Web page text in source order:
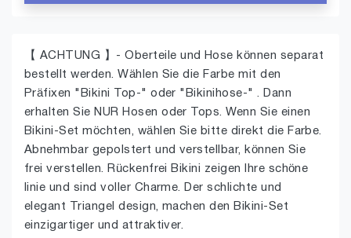
【 ACHTUNG 】- Oberteile und Hose können separat
bestellt werden. Wählen Sie die Farbe mit den
Präfixen "Bikini Top-" oder "Bikinihose-" . Dann
erhalten Sie NUR Hosen oder Tops. Wenn Sie einen
Bikini-Set möchten, wählen Sie bitte direkt die Farbe.
Abnehmbar gepolstert und verstellbar, können Sie
frei verstellen. Rückenfrei Bikini zeigen Ihre schöne
linie und sind voller Charme. Der schlichte und
elegant Triangel design, machen den Bikini-Set
einzigartiger und attraktiver.